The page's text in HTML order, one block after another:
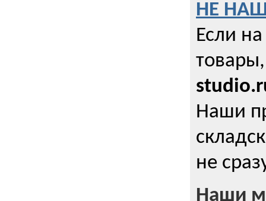
НЕ
Если
Наши
не
Наши